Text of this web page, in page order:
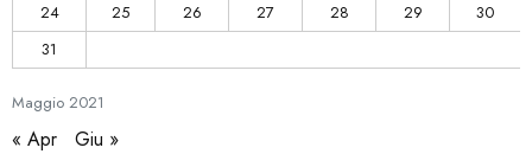
Maggio 2021
24
25 26 27 28 29
30
31
« Apr Giu »